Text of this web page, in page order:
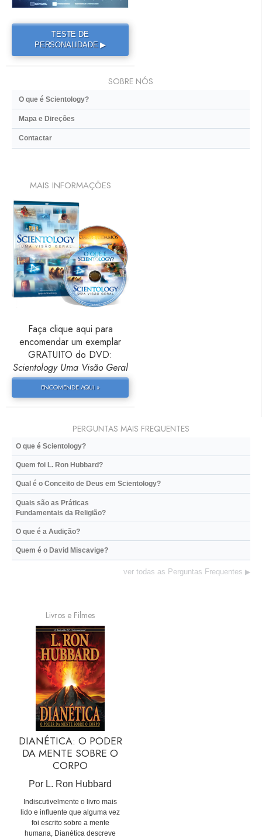
TESTE DE
PERSONALIDADE ▶
SOBRE NÓS
O que é Scientology?
Mapa e Direções
Contactar
MAIS INFORMAÇÕES
Faça clique aqui para
encomendar um exemplar
GRATUITO do DVD:
Scientology Uma Visão Geral
ENCOMENDE AQUI »
PERGUNTAS MAIS FREQUENTES
O que é Scientology?
Quem foi L. Ron Hubbard?
Qual é o Conceito de Deus em Scientology?
Quais são as Práticas
Fundamentais da Religião?
O que é a Audição?
Quem é o David Miscavige?
ver todas as Perguntas Frequentes ▶
Livros e Filmes
DIANÉTICA: O PODER
DA MENTE SOBRE O
CORPO
Por L. Ron Hubbard
Indiscutivelmente o livro mais
lido e influente que alguma vez
foi escrito sobre a mente
humana, Dianética descreve